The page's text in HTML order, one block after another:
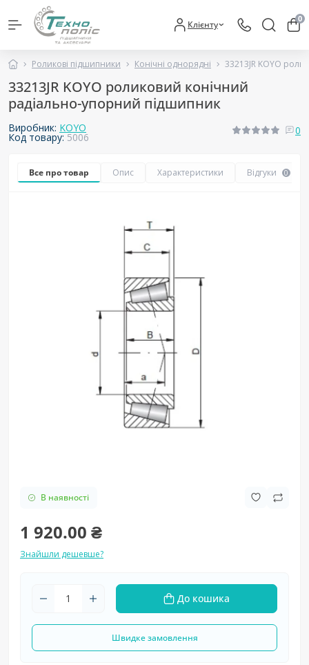
Клієнту 0
Роликові підшипники Конічні однорядні 33213JR KOYO
33213JR KOYO роликовий конічний
радіально-упорний підшипник
Виробник: KOYO
Код товару:5006
0
Все про товар Опис Характеристики Відгуки 0
В наявності
1 920.00 ₴
Знайшли дешевше?
До кошика
Швидке замовлення